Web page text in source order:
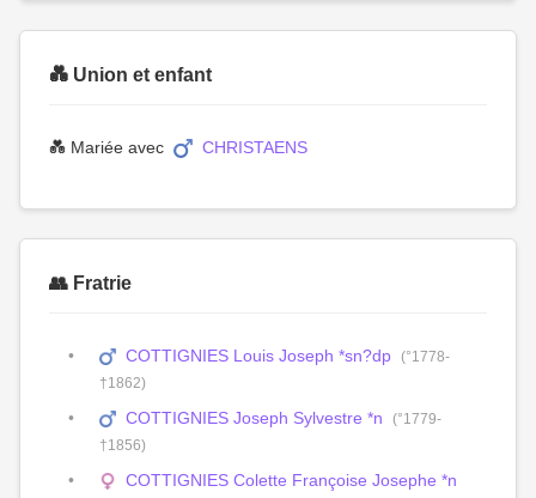
💑 Union et enfant
💑 Mariée avec CHRISTAENS
👥 Fratrie
COTTIGNIES Louis Joseph *sn?dp (°1778-
†1862)
COTTIGNIES Joseph Sylvestre *n
(°1779-
†1856)
COTTIGNIES Colette Françoise Josephe *n